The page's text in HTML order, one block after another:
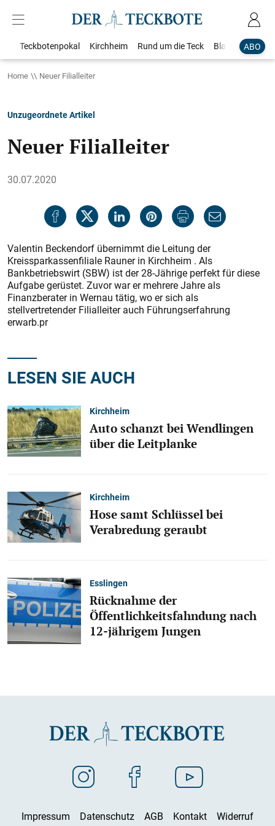
ABO
Teckbotenpokal Kirchheim Rund um die Teck Blaulicht
Home Neuer Filialleiter
Unzugeordnete Artikel
Neuer Filialleiter
30.07.2020
Valentin Beckendorf übernimmt die Leitung der
Kreissparkassenfiliale Rauner in Kirchheim . Als
Bankbetriebswirt (SBW) ist der 28-Jährige perfekt für diese
Aufgabe gerüstet. Zuvor war er mehrere Jahre als
Finanzberater in Wernau tätig, wo er sich als
stellvertretender Filialleiter auch Führungserfahrung
erwarb.pr
LESEN SIE AUCH
Kirchheim
Auto schanzt bei Wendlingen
über die Leitplanke
Kirchheim
Hose samt Schlüssel bei
Verabredung geraubt
Esslingen
Rücknahme der
Öffentlichkeitsfahndung nach
12-jährigem Jungen
Impressum Datenschutz AGB Kontakt Widerruf